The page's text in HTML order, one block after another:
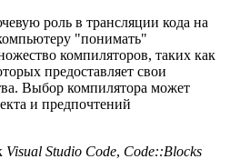
роль в трансляции кода на
"понимать"
компиляторов, таких как
предоставляет свои
Выбор компилятора может
и предпочтений
Visual Studio Code, Code::Blocks